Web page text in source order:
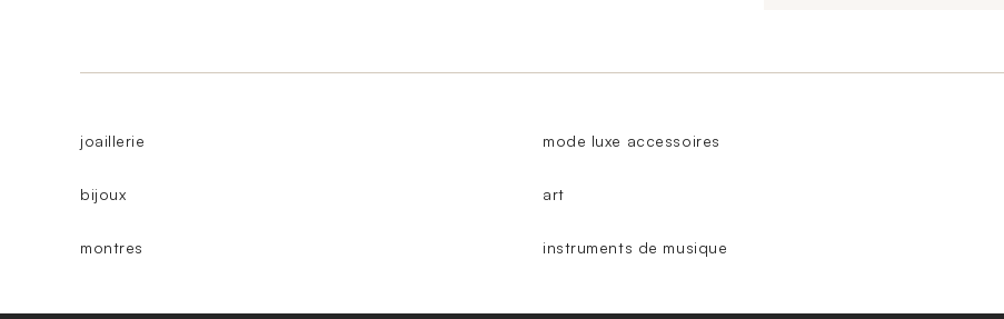
joaillerie
bijoux
montres
mode luxe accessoires
art
instruments de musique